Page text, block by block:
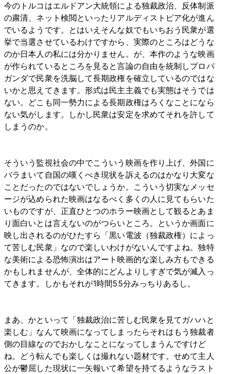
今のトルコはエルドアン大統領による独裁政治、反体制派
の粛清、ネット検閲といったリアルディストピア化が進ん
でいるようです。とはいえそんな奴でもいちおう民衆が選
挙で当選させているわけですから、実際のところはどうな
のか日本人の私には分かりません。が、本作のような映画
が作られているところを見ると言論の自由を統制しプロパ
ガンダで民衆を洗脳して長期政権を確立しているのではな
いかと思えてきます。形式は民主主義でも実態はそうでは
ない。どこも同一勢力による長期政権はろくなことになら
ない気がします。しかし民衆は安定を求めてそれを許して
しまうのか。
そういう監視社会の中でこういう映画を作り上げ、外国に
バラまいて自国の嘆くべき現状を訴えるのはかなり大変な
ことだったのではないでしょうか。こういう切実なメッセ
ージが込められた映画はなるべく多くの人に見てもらいた
いものですが、正直ひとつのホラー映画として観るとあま
り面白いとは言えないのがつらいところ。というか画面に
映し出されるのがひたすら「黒い電波（独裁政権）によっ
て苦しむ民衆」なので楽しいわけがないんですよね。独特
な美術による恐怖演出はアート映画的な楽しみ方もできる
かもしれませんが、全体的にどんよりしすぎで気が滅入っ
てきます。しかもそれが1時間55分みっちりあるし。
まあ、かといって「独裁政治に苦しむ民衆を見てガハハと
楽しむ」なんて映画になってしまったらそれはもう独裁者
側の目線なのでおかしなことになってしまうんですけど
ね。どう転んでも楽しくは撮れない題材です。せめて主人
公が鬱屈した現状に一矢報いて希望を持てるようなラスト